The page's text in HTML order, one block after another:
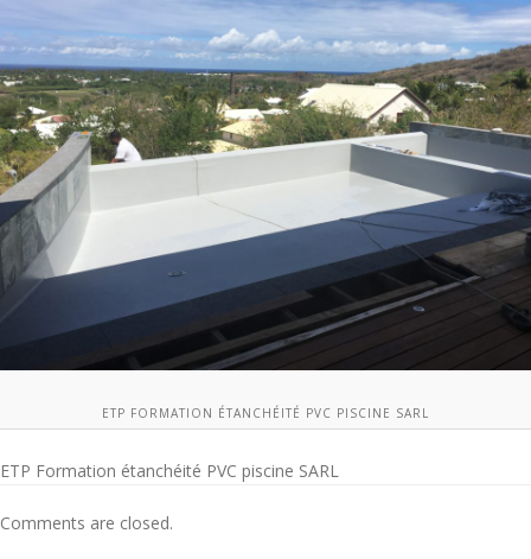
ETP FORMATION ÉTANCHÉITÉ PVC PISCINE SARL
ETP Formation étanchéité PVC piscine SARL
Comments are closed.